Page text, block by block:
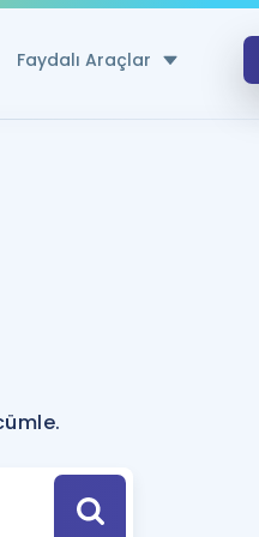
Faydalı Araçlar
Hesaplama Aracı
için Öneriler
Tek Takvimde